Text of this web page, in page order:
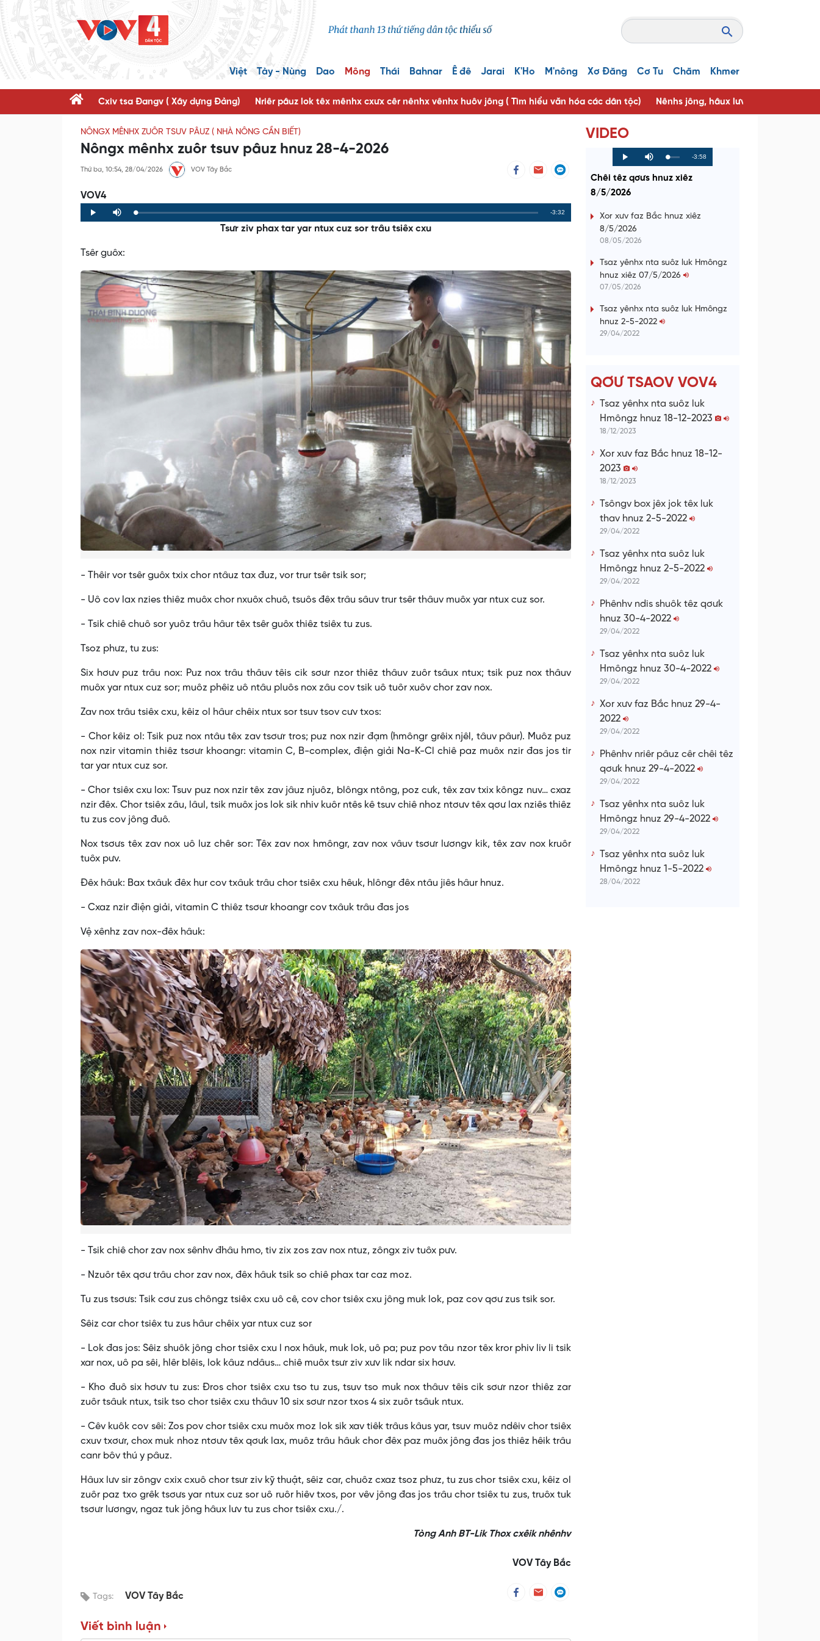
Việt Tày - Nùng Dao Mông Thái Bahnar Ê đê Jarai K'Ho M'nông Xơ Đăng Cơ Tu Chăm Khmer
Cxiv tsa Đangv ( Xây dựng Đảng) Nriêr pâuz lok têx mênhx cxưx cêr nênhx vênhx huôv jông ( Tìm hiểu văn hóa các dân tộc) Nênhs jông, hâux lưv jông ( Người
NÔNGX MÊNHX ZUÔR TSUV PÂUZ ( NHÀ NÔNG CẦN BIẾT)
Nôngx mênhx zuôr tsuv pâuz hnuz 28-4-2026
Thứ ba, 10:54, 28/04/2026 VOV Tây Bắc
VOV4
Play Mute Loaded:
0%
Progress:
0%
Remaining
-3:32
Tsưr ziv phax tar yar ntux cuz sor trâu tsiêx cxu
Tsêr guôx:
- Thêir vor tsêr guôx txix chor ntâuz tax đuz, vor trur tsêr tsik sor;
- Uô cov lax nzies thiêz muôx chor nxuôx chuô, tsuôs đêx trâu sâuv trur tsêr thâuv muôx yar ntux cuz sor.
- Tsik chiê chuô sor yuôz trâu hâur têx tsêr guôx thiêz tsiêx tu zus.
Tsoz phưz, tu zus:
Six hơưv puz trâu nox: Puz nox trâu thâuv têis cik sơưr nzor thiêz thâuv zuôr tsâux ntux; tsik puz nox thâuv
muôx yar ntux cuz sor; muôz phêiz uô ntâu pluôs nox zâu cov tsik uô tuôr xuôv chor zav nox.
Zav nox trâu tsiêx cxu, kêiz ol hâur chêix ntux sor tsuv tsov cưv txos:
- Chor kêiz ol: Tsik puz nox ntâu têx zav tsơưr tros; puz nox nzir đạm (hmôngr grêix njêl, tâuv pâur). Muôz puz
nox nzir vitamin thiêz tsơưr khoangr: vitamin C, B-complex, điện giải Na-K-Cl chiê paz muôx nzir đas jos tir
tar yar ntux cuz sor.
- Chor tsiêx cxu lox: Tsuv puz nox nzir têx zav jâuz njuôz, blôngx ntông, poz cưk, têx zav txix kôngz nuv… cxaz
nzir đêx. Chor tsiêx zâu, lâul, tsik muôx jos lok sik nhiv kuôr ntês kê tsuv chiê nhoz ntơưv têx qơư lax nziês thiêz
tu zus cov jông đuô.
Nox tsơưs têx zav nox uô luz chêr sor: Têx zav nox hmôngr, zav nox vâuv tsơưr lươngv kik, têx zav nox kruôr
tuôx pưv.
Đêx hâuk: Bax txâuk đêx hur cov txâuk trâu chor tsiêx cxu hêuk, hlôngr đêx ntâu jiês hâur hnuz.
- Cxaz nzir điện giải, vitamin C thiêz tsơưr khoangr cov txâuk trâu đas jos
Vệ xênhz zav nox-đêx hâuk:
- Tsik chiê chor zav nox sênhv đhâu hmo, tiv zix zos zav nox ntuz, zôngx ziv tuôx pưv.
- Nzuôr têx qơư trâu chor zav nox, đêx hâuk tsik so chiê phax tar caz moz.
Tu zus tsơưs: Tsik cơư zus chôngz tsiêx cxu uô cê, cov chor tsiêx cxu jông muk lok, paz cov qơư zus tsik sor.
Sêiz car chor tsiêx tu zus hâur chêix yar ntux cuz sor
- Lok đas jos: Sêiz shuôk jông chor tsiêx cxu l nox hâuk, muk lok, uô pa; puz pov tâu nzor têx kror phiv liv li tsik
xar nox, uô pa sêi, hlêr blêis, lok kâuz ndâus… chiê muôx tsưr ziv xưv lik ndar six hơưv.
- Kho đuô six hơưv tu zus: Đros chor tsiêx cxu tso tu zus, tsuv tso muk nox thâuv têis cik sơưr nzor thiêz zar
zuôr tsâuk ntux, tsik tso chor tsiêx cxu thâuv 10 six sơưr nzor txos 4 six zuôr tsâuk ntux.
- Cêv kuôk cov sêi: Zos pov chor tsiêx cxu muôx moz lok sik xav tiêk trâus kâus yar, tsuv muôz ndêiv chor tsiêx
cxuv txơưr, chox muk nhoz ntơưv têx qơưk lax, muôz trâu hâuk chor đêx paz muôx jông đas jos thiêz hêik trâu
canr bôv thú y pâuz.
Hâux lưv sir zôngv cxix cxuô chor tsưr ziv kỹ thuật, sêiz car, chuôz cxaz tsoz phưz, tu zus chor tsiêx cxu, kêiz ol
zuôr paz txo grêk tsơưs yar ntux cuz sor uô ruôr hiêv txos, por vêv jông đas jos trâu chor tsiêx tu zus, truôx tuk
tsơưr lươngv, ngaz tuk jông hâux lưv tu zus chor tsiêx cxu./.
Tòng Anh BT-Lik Thox cxêik nhênhv
VOV Tây Bắc
Tags: VOV Tây Bắc
Viết bình luận
VIDEO
P
l
y
M
u
e
L
o
d
P
r
g
0
%
R
e
a
i
e
-3:58
Chêi têz qơưs hnuz xiêz
8/5/2026
Xor xưv faz Bắc hnuz xiêz
8/5/2026
08/05/2026
Tsaz yênhx nta suôz luk Hmôngz
hnuz xiêz 07/5/2026
07/05/2026
Tsaz yênhx nta suôz luk Hmôngz
hnuz 2-5-2022
29/04/2022
QƠƯ TSAOV VOV4
Tsaz yênhx nta suôz luk
Hmôngz hnuz 18-12-2023
18/12/2023
Xor xưv faz Bắc hnuz 18-12-
2023
18/12/2023
Tsôngv box jêx jok têx luk
thav hnuz 2-5-2022
29/04/2022
Tsaz yênhx nta suôz luk
Hmôngz hnuz 2-5-2022
29/04/2022
Phênhv ndis shuôk têz qơưk
hnuz 30-4-2022
29/04/2022
Tsaz yênhx nta suôz luk
Hmôngz hnuz 30-4-2022
29/04/2022
Xor xưv faz Bắc hnuz 29-4-
2022
29/04/2022
Phênhv nriêr pâuz cêr chêi têz
qơưk hnuz 29-4-2022
29/04/2022
Tsaz yênhx nta suôz luk
Hmôngz hnuz 29-4-2022
29/04/2022
Tsaz yênhx nta suôz luk
Hmôngz hnuz 1-5-2022
28/04/2022